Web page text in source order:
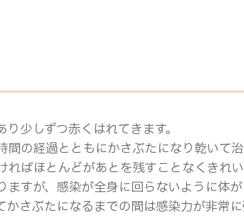
少しずつ赤くはれてきます。
の経過とともにかさぶたになり乾いて治
ばほとんどがあとを残すことなくきれい
すが、感染が全身に回らないように体
さぶたになるまでの間は感染力が非常